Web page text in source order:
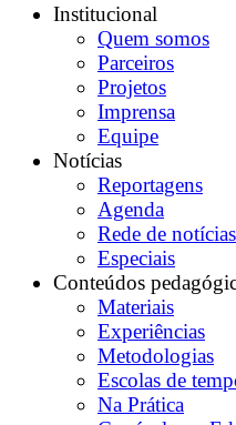
Institucional
Quem somos
Parceiros
Projetos
Imprensa
Equipe
Notícias
Reportagens
Agenda
Rede de notícias
Especiais
Conteúdos
Materiais
Experiências
Metodologias
Escolas de
Na Prática